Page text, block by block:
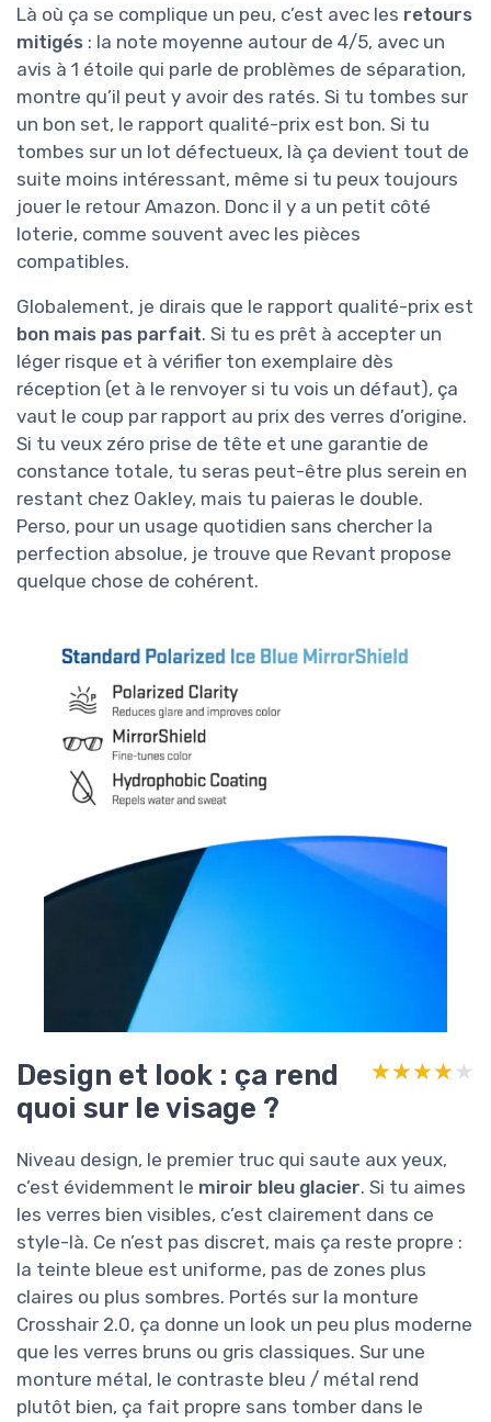
Là où ça se complique un peu, c’est avec les retours
mitigés : la note moyenne autour de 4/5, avec un
avis à 1 étoile qui parle de problèmes de séparation,
montre qu’il peut y avoir des ratés. Si tu tombes sur
un bon set, le rapport qualité-prix est bon. Si tu
tombes sur un lot défectueux, là ça devient tout de
suite moins intéressant, même si tu peux toujours
jouer le retour Amazon. Donc il y a un petit côté
loterie, comme souvent avec les pièces
compatibles.
Globalement, je dirais que le rapport qualité-prix est
bon mais pas parfait. Si tu es prêt à accepter un
léger risque et à vérifier ton exemplaire dès
réception (et à le renvoyer si tu vois un défaut), ça
vaut le coup par rapport au prix des verres d’origine.
Si tu veux zéro prise de tête et une garantie de
constance totale, tu seras peut-être plus serein en
restant chez Oakley, mais tu paieras le double.
Perso, pour un usage quotidien sans chercher la
perfection absolue, je trouve que Revant propose
quelque chose de cohérent.
Design et look : ça rend
quoi sur le visage ?
★★★★★
★★★★★
Niveau design, le premier truc qui saute aux yeux,
c’est évidemment le miroir bleu glacier. Si tu aimes
les verres bien visibles, c’est clairement dans ce
style-là. Ce n’est pas discret, mais ça reste propre :
la teinte bleue est uniforme, pas de zones plus
claires ou plus sombres. Portés sur la monture
Crosshair 2.0, ça donne un look un peu plus moderne
que les verres bruns ou gris classiques. Sur une
monture métal, le contraste bleu / métal rend
plutôt bien, ça fait propre sans tomber dans le